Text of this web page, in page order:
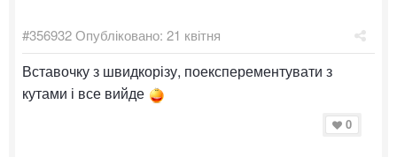
#356932Опубліковано: 21 квітня
Вставочку з швидкорізу, поексперементувати з
кутами і все вийде
0